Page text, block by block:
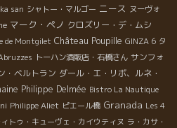
san シャトー・マルゴー ニース ヌーヴォ
マーク・ペノ クロズリー・デ・ムシ
de Montgilet Château Poupille GINZA 6 タ
トーハン酒販店・石橋さん サンフォ
・ベルトラン ダール・エ・リボ、ルネ・
Philippe Delmée Bistro La Nautique
Philippe Aliet ピエール橋 Granada Les 4
トゥ・キューヴェ・カイウティヌ ラ・カサ・